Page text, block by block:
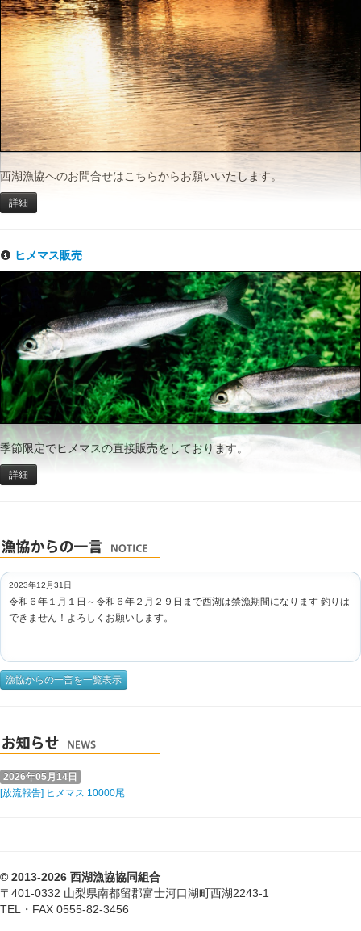
西湖漁協へのお問合せはこちらからお願いいたします。
詳細
ヒメマス販売
季節限定でヒメマスの直接販売をしております。
詳細
2023年12月31日
令和６年１月１日～令和６年２月２９日まで西湖は禁漁期間になります 釣りは
できません！よろしくお願いします。
漁協からの一言を一覧表示
2026年05月14日
[放流報告] ヒメマス 10000尾
© 2013-2026 西湖漁協協同組合
〒401-0332 山梨県南都留郡富士河口湖町西湖2243-1
TEL・FAX 0555-82-3456